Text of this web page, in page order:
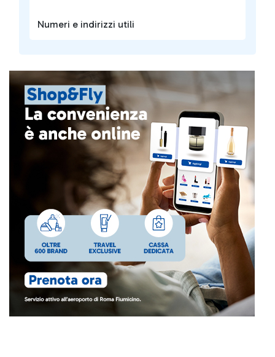
Numeri e indirizzi utili